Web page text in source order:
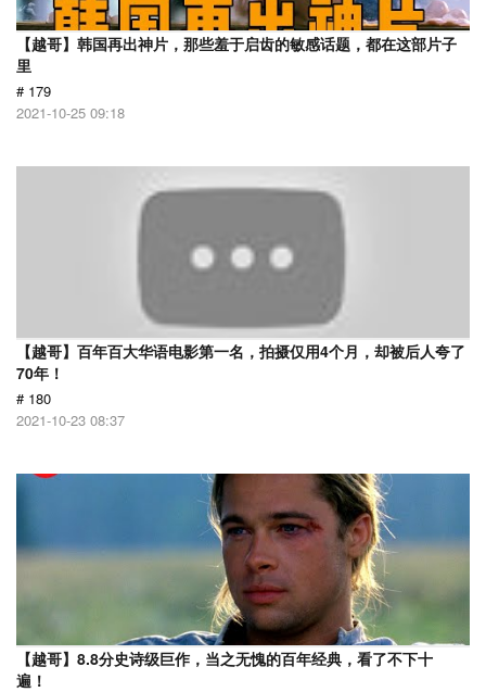
【越哥】韩国再出神片，那些羞于启齿的敏感话题，都在这部片子
里
# 179
2021-10-25 09:18
【越哥】百年百大华语电影第一名，拍摄仅用4个月，却被后人夸了
70年！
# 180
2021-10-23 08:37
【越哥】8.8分史诗级巨作，当之无愧的百年经典，看了不下十
遍！